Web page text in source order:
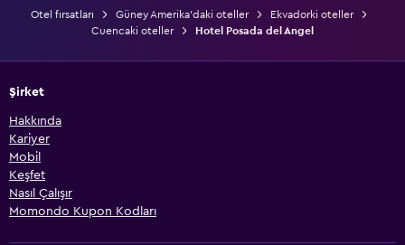
Otel fırsatları Güney Amerika'daki oteller
Ekvadorki oteller
Cuencaki oteller
Hotel Posada del Angel
Şirket
Hakkında
Kariyer
Mobil
Keşfet
Nasıl Çalışır
Momondo Kupon Kodları